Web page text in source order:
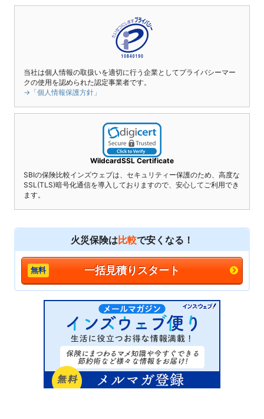
当社は個人情報の取扱いを適切に行う企業としてプライバシーマー
クの使用を認められた認定事業者です。
→「個人情報保護方針」
WildcardSSL Certificate
SBIの保険比較インズウェブは、セキュリティー保護のため、高度な
SSL(TLS)暗号化通信を導入しておりますので、安心してご利用でき
ます。
火災保険は比較で安くなる！
一括見積りスタート